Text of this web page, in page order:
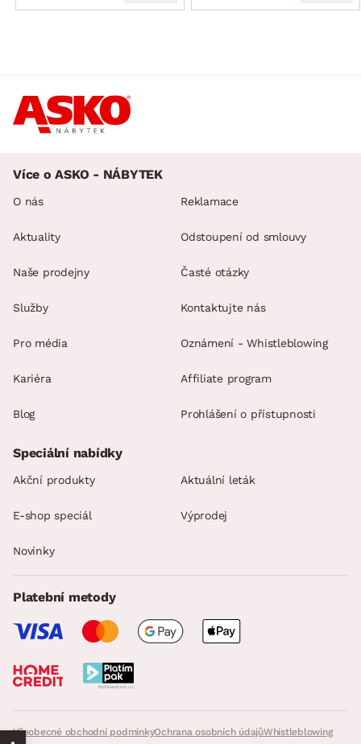
Více o ASKO - NÁBYTEK
O nás
Aktuality
Naše prodejny
Služby
Pro média
Kariéra
Blog
Reklamace
Odstoupení od smlouvy
Časté otázky
Kontaktujte nás
Oznámení - Whistleblowing
Affiliate program
Prohlášení o přístupnosti
Všeobecné obchodní podmínkyOchrana osobních údajůWhistleblowing
Speciální nabídky
Akční produkty Aktuální leták
E-shop speciál Výprodej
Novinky
Platební metody